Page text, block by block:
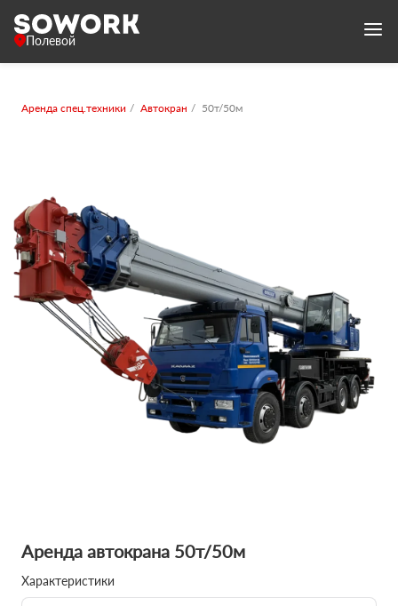
Полевой
Аренда спец.техники Автокран 50т/50м
Аренда автокрана 50т/50м
Характеристики